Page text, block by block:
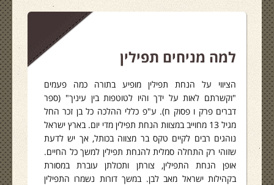
למה מניחים תפילין
הציווי על הנחת תפילין מופיע בתורה כמה פעמים
"וקשרתם לאות על ידך והיו לטוטפות בין עיניך" (ספר
דברים פרק ו פסוק ח). ע"פ כללי ההלכה כל בן זכר החל
מגיל 13 מחוייב במצוות הנחת תפילין מדי יום. בארץ ישראל
נוהגים רבים לקיים טקס בר מצווה בכותל, אך יש לדעת
שזוהי רק התחלה סמלית להנחת תפילין למשך כל החיים.
אופן הנחת התפילין, צורתן ותכולתן עוברת במסורת
בקהילות ישראל מאב לבן. במשך דורות נשמרו התפילין